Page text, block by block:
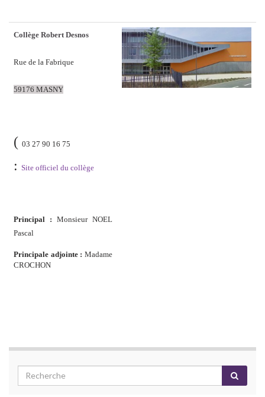
Collège Robert Desnos
Rue de la Fabrique
59176 MASNY
( 03 27 90 16 75
: Site officiel du collège
Principal : Monsieur NOEL
Pascal
Principale adjointe : Madame
CROCHON